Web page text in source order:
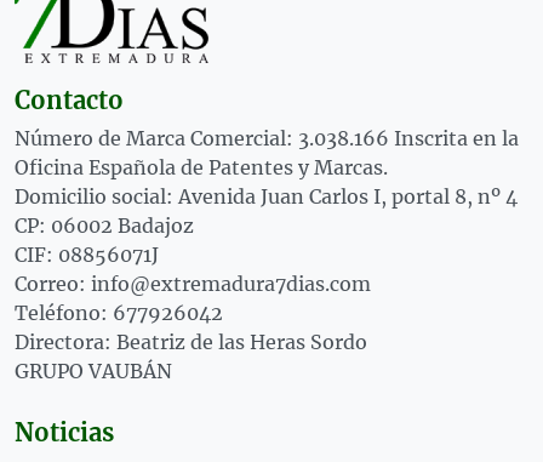
Contacto
Número de Marca Comercial: 3.038.166 Inscrita en la
Oficina Española de Patentes y Marcas.
Domicilio social: Avenida Juan Carlos I, portal 8, nº 4
CP: 06002 Badajoz
CIF: 08856071J
Correo: info@extremadura7dias.com
Teléfono: 677926042
Directora: Beatriz de las Heras Sordo
GRUPO VAUBÁN
Noticias